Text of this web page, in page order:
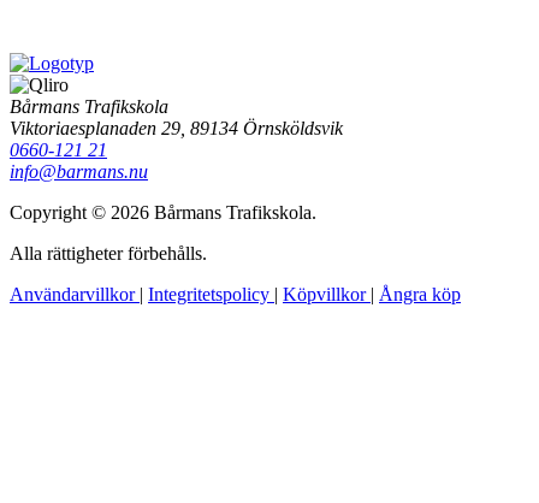
Bårmans Trafikskola
Viktoriaesplanaden 29, 89134 Örnsköldsvik
0660-121 21
info@barmans.nu
Copyright © 2026 Bårmans Trafikskola.
Alla rättigheter förbehålls.
Användarvillkor | Integritetspolicy | Köpvillkor | Ångra köp